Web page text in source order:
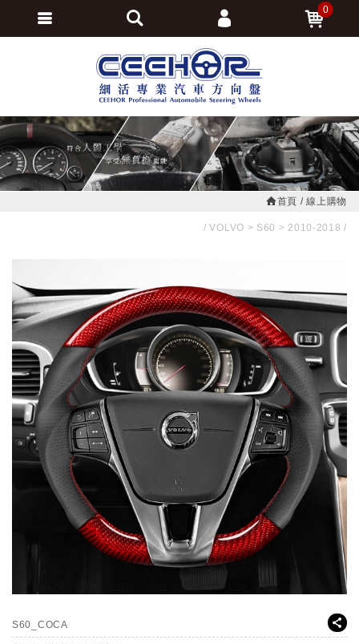
首頁 線上購物
VOLVO S60 2010-2018
S60_COCA
0
會員登入
會員註冊
訂單查詢
追蹤清單
繁體中文